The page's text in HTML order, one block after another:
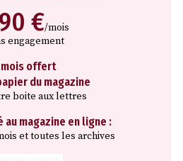
€/mois
engagement
mois offert
du magazine
boite aux lettres
magazine en ligne :
et toutes les archives